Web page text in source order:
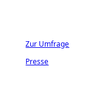
Zur Umfrage
Presse